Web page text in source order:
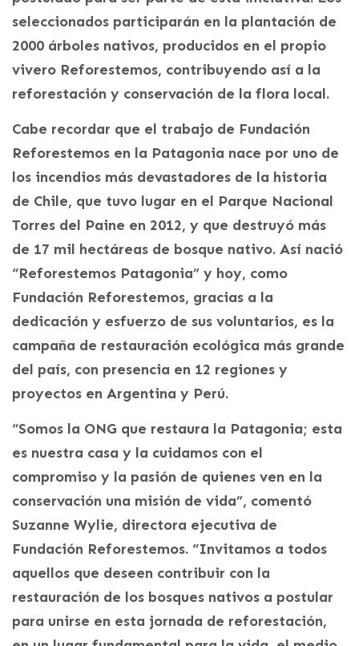
seleccionados participarán en la plantación de
2000 árboles nativos, producidos en el propio
vivero Reforestemos, contribuyendo así a la
reforestación y conservación de la flora local.
Cabe recordar que el trabajo de Fundación
Reforestemos en la Patagonia nace por uno de
los incendios más devastadores de la historia
de Chile, que tuvo lugar en el Parque Nacional
Torres del Paine en 2012, y que destruyó más
de 17 mil hectáreas de bosque nativo. Así nació
“Reforestemos Patagonia” y hoy, como
Fundación Reforestemos, gracias a la
dedicación y esfuerzo de sus voluntarios, es la
campaña de restauración ecológica más grande
del país, con presencia en 12 regiones y
proyectos en Argentina y Perú.
“Somos la ONG que restaura la Patagonia; esta
es nuestra casa y la cuidamos con el
compromiso y la pasión de quienes ven en la
conservación una misión de vida”, comentó
Suzanne Wylie, directora ejecutiva de
Fundación Reforestemos. “Invitamos a todos
aquellos que deseen contribuir con la
restauración de los bosques nativos a postular
para unirse en esta jornada de reforestación,